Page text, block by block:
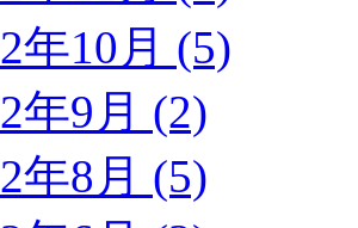
年10月 (5)
年9月 (2)
年8月 (5)